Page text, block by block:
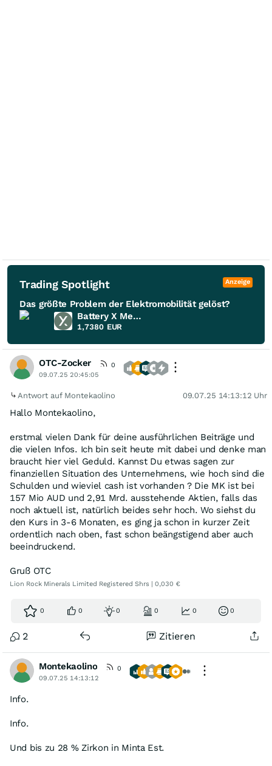
Trading Spotlight Anzeige
Das größte Problem der Elektromobilität gelöst?
Battery X Metals
1,7380 EUR
OTC-Zocker
0
09.07.25 20:45:05
Antwort auf Montekaolino 09.07.25 14:13:12 Uhr
Hallo Montekaolino,
erstmal vielen Dank für deine ausführlichen Beiträge und
die vielen Infos. Ich bin seit heute mit dabei und denke man
braucht hier viel Geduld. Kannst Du etwas sagen zur
finanziellen Situation des Unternehmens, wie hoch sind die
Schulden und wieviel cash ist vorhanden ? Die MK ist bei
157 Mio AUD und 2,91 Mrd. ausstehende Aktien, falls das
noch aktuell ist, natürlich beides sehr hoch. Wo siehst du
den Kurs in 3-6 Monaten, es ging ja schon in kurzer Zeit
ordentlich nach oben, fast schon beängstigend aber auch
beeindruckend.
Gruß OTC
Lion Rock Minerals Limited Registered Shrs | 0,030 €
0 0 0 0 0 0
2 Zitieren
Montekaolino
0
09.07.25 14:13:12
Info.
Info.
Und bis zu 28 % Zirkon in Minta Est.